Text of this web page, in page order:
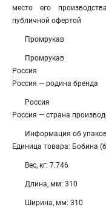
место его
публичной офертой
Промрукав
Промрукав
Россия
Россия — родина бренда
Россия
Россия — страна
Информация об
Единица товара: Бобина
Вес, кг: 7.746
Длина, мм: 310
Ширина, мм: 310